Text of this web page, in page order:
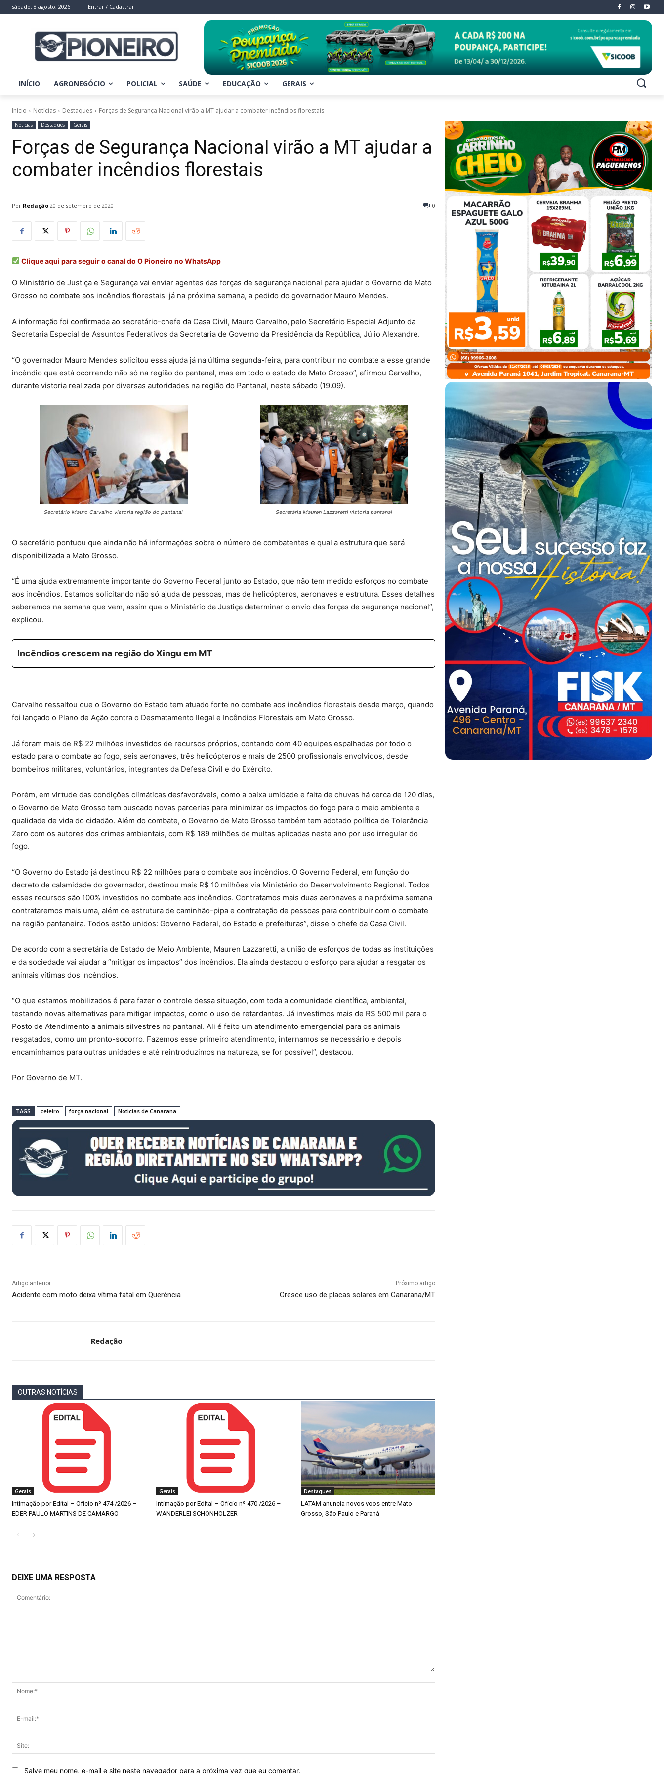
sábado, 8 agosto, 2026 Entrar / Cadastrar
INÍCIO AGRONEGÓCIO POLICIAL SAÚDE EDUCAÇÃO GERAIS
Início Notícias Destaques Forças de Segurança Nacional virão a MT ajudar a combater incêndios florestais
Notícias Destaques Gerais
Forças de Segurança Nacional virão a MT ajudar a
combater incêndios florestais
Por Redação 0
20 de setembro de 2020
Clique aqui para seguir o canal do O Pioneiro no WhatsApp
O Ministério de Justiça e Segurança vai enviar agentes das forças de segurança nacional para ajudar o Governo de Mato
Grosso no combate aos incêndios florestais, já na próxima semana, a pedido do governador Mauro Mendes.
A informação foi confirmada ao secretário-chefe da Casa Civil, Mauro Carvalho, pelo Secretário Especial Adjunto da
Secretaria Especial de Assuntos Federativos da Secretaria de Governo da Presidência da República, Júlio Alexandre.
“O governador Mauro Mendes solicitou essa ajuda já na última segunda-feira, para contribuir no combate a esse grande
incêndio que está ocorrendo não só na região do pantanal, mas em todo o estado de Mato Grosso”, afirmou Carvalho,
durante vistoria realizada por diversas autoridades na região do Pantanal, neste sábado (19.09).
Secretário Mauro Carvalho vistoria região do pantanal Secretária Mauren Lazzaretti vistoria pantanal
O secretário pontuou que ainda não há informações sobre o número de combatentes e qual a estrutura que será
disponibilizada a Mato Grosso.
“É uma ajuda extremamente importante do Governo Federal junto ao Estado, que não tem medido esforços no combate
aos incêndios. Estamos solicitando não só ajuda de pessoas, mas de helicópteros, aeronaves e estrutura. Esses detalhes
saberemos na semana que vem, assim que o Ministério da Justiça determinar o envio das forças de segurança nacional”,
explicou.
Incêndios crescem na região do Xingu em MT
Carvalho ressaltou que o Governo do Estado tem atuado forte no combate aos incêndios florestais desde março, quando
foi lançado o Plano de Ação contra o Desmatamento Ilegal e Incêndios Florestais em Mato Grosso.
Já foram mais de R$ 22 milhões investidos de recursos próprios, contando com 40 equipes espalhadas por todo o
estado para o combate ao fogo, seis aeronaves, três helicópteros e mais de 2500 profissionais envolvidos, desde
bombeiros militares, voluntários, integrantes da Defesa Civil e do Exército.
Porém, em virtude das condições climáticas desfavoráveis, como a baixa umidade e falta de chuvas há cerca de 120 dias,
o Governo de Mato Grosso tem buscado novas parcerias para minimizar os impactos do fogo para o meio ambiente e
qualidade de vida do cidadão. Além do combate, o Governo de Mato Grosso também tem adotado política de Tolerância
Zero com os autores dos crimes ambientais, com R$ 189 milhões de multas aplicadas neste ano por uso irregular do
fogo.
“O Governo do Estado já destinou R$ 22 milhões para o combate aos incêndios. O Governo Federal, em função do
decreto de calamidade do governador, destinou mais R$ 10 milhões via Ministério do Desenvolvimento Regional. Todos
esses recursos são 100% investidos no combate aos incêndios. Contratamos mais duas aeronaves e na próxima semana
contrataremos mais uma, além de estrutura de caminhão-pipa e contratação de pessoas para contribuir com o combate
na região pantaneira. Todos estão unidos: Governo Federal, do Estado e prefeituras”, disse o chefe da Casa Civil.
De acordo com a secretária de Estado de Meio Ambiente, Mauren Lazzaretti, a união de esforços de todas as instituições
e da sociedade vai ajudar a “mitigar os impactos” dos incêndios. Ela ainda destacou o esforço para ajudar a resgatar os
animais vítimas dos incêndios.
“O que estamos mobilizados é para fazer o controle dessa situação, com toda a comunidade científica, ambiental,
testando novas alternativas para mitigar impactos, como o uso de retardantes. Já investimos mais de R$ 500 mil para o
Posto de Atendimento a animais silvestres no pantanal. Ali é feito um atendimento emergencial para os animais
resgatados, como um pronto-socorro. Fazemos esse primeiro atendimento, internamos se necessário e depois
encaminhamos para outras unidades e até reintroduzimos na natureza, se for possível”, destacou.
Por Governo de MT.
TAGS celeiro força nacional Noticias de Canarana
Artigo anterior
Acidente com moto deixa vítima fatal em Querência
Próximo artigo
Cresce uso de placas solares em Canarana/MT
Redação
OUTRAS NOTÍCIAS
Gerais
Intimação por Edital – Ofício nº 474 /2026 –
EDER PAULO MARTINS DE CAMARGO
Gerais
Intimação por Edital – Ofício nº 470 /2026 –
WANDERLEI SCHONHOLZER
Destaques
LATAM anuncia novos voos entre Mato
Grosso, São Paulo e Paraná
DEIXE UMA RESPOSTA
mail:*
Salve meu nome, e-mail e site neste navegador para a próxima vez que eu comentar.